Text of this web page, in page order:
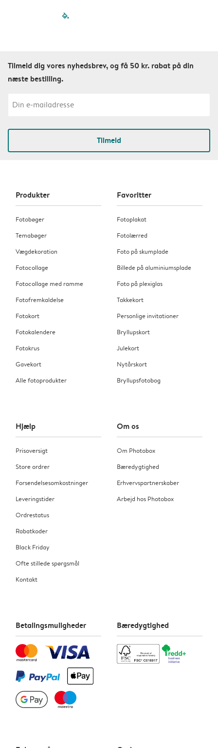
filled-pagination
Tilmeld dig vores nyhedsbrev, og få 50 kr. rabat på din
næste bestilling.
Tilmeld
Produkter
Fotobøger
Temabøger
Vægdekoration
Fotocollage
Fotocollage med ramme
Fotofremkaldelse
Fotokort
Fotokalendere
Fotokrus
Gavekort
Alle fotoprodukter
Favoritter
Fotoplakat
Fotolærred
Foto på skumplade
Billede på aluminiumsplade
Foto på plexiglas
Takkekort
Personlige invitationer
Bryllupskort
Julekort
Nytårskort
Bryllupsfotobog
Hjælp
Prisoversigt
Store ordrer
Forsendelsesomkostninger
Leveringstider
Ordrestatus
Rabatkoder
Black Friday
Ofte stillede spørgsmål
Kontakt
Om os
Om Photobox
Bæredygtighed
Erhvervspartnerskaber
Arbejd hos Photobox
Betalingsmuligheder Bæredygtighed